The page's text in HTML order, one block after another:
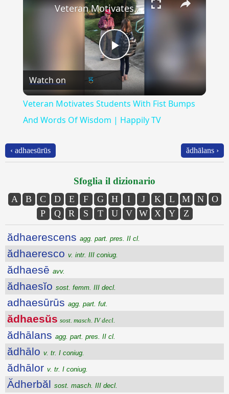
Play
Video
Veteran Motivates Students With Fist Bumps And Words Of Wisdom | Happily TV
Watch on
Veteran Motivates Students With Fist Bumps
And Words Of Wisdom | Happily TV
‹ adhaesūrūs ădhālans ›
Sfoglia il dizionario
A B C D E F G H I J K L M N
O
P
Q R S T U V W X Y Z
ădhaerescens agg. part. pres. II cl.
ădhaeresco v. intr. III coniug.
ădhaesē avv.
ădhaesĭo sost. femm. III decl.
adhaesūrūs agg. part. fut.
ădhaesŭs sost. masch. IV decl.
ădhālans agg. part. pres. II cl.
ădhālo v. tr. I coniug.
ădhālor v. tr. I coniug.
Ădherbăl sost. masch. III decl.